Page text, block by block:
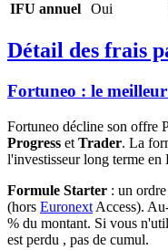
IFU annuel
Oui
Détail des frais
Fortuneo : le
Fortuneo décline son offre
Progress et Trader. La
l'investisseur long terme en
Formule Starter : un
(hors Euronext Access).
% du montant. Si vous
est perdu , pas de cumul.